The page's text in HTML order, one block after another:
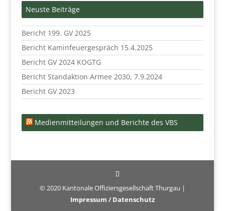
Neuste Beiträge
Bericht 199. GV 2025
Bericht Kaminfeuergespräch 15.4.2025
Bericht GV 2024 KOGTG
Bericht Standaktion Armee 2030, 7.9.2024
Bericht GV 2023
Medienmitteilungen und Berichte des VBS
© 2020 Kantonale Offiziersgesellschaft Thurgau |
Impressum / Datenschutz